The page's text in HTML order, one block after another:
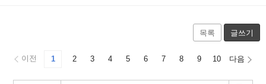
목록 글쓰기
이전 1 2 3 4 5 6 7 8 9 10 다음